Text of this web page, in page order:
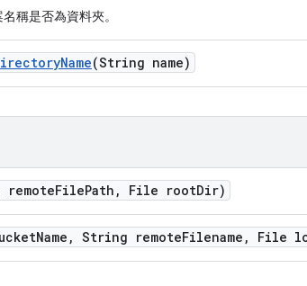
稱是否為資料夾。
Name(String name)
FilePath , File rootDir)
Name , String remoteFilename , File